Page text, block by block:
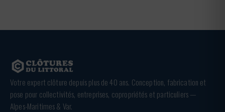
Votre expert clôture depuis plus de 40 ans. Conception, fabrication et
pose pour collectivités, entreprises, copropriétés et particuliers —
Alpes-Maritimes & Var.